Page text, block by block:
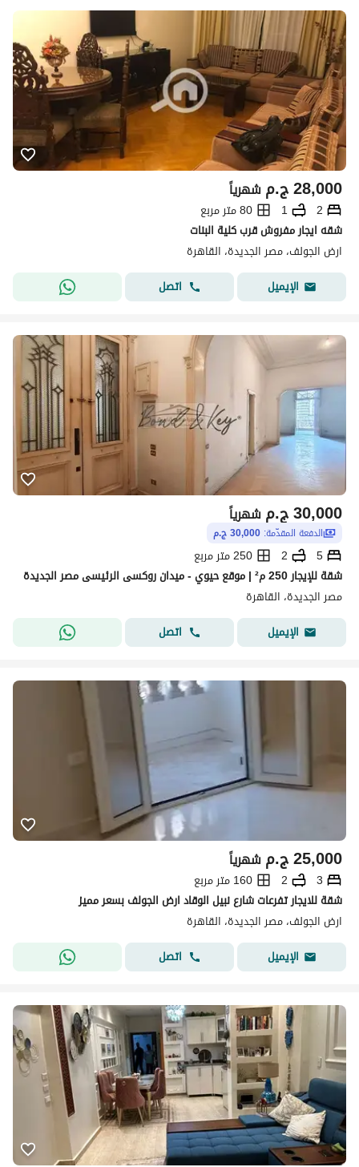
ج.م28,000 شهرياً
2
1
80 متر مربع
شقه ايجار مفروش قرب كلية البنات
ارض الجولف، مصر الجديدة، القاهرة
الإيميل
اتصل
ج.م30,000 شهرياً
الدفعة المقدّمة: 30,000 ج.م
5
2
250 متر مربع
شقة للإيجار 250 م² | موقع حيوي - ميدان روكسى الرئيسى مصر الجديدة
مصر الجديدة، القاهرة
الإيميل
اتصل
ج.م25,000 شهرياً
3
2
160 متر مربع
شقة للايجار تفرعات شارع نبيل الوقاد ارض الجولف بسعر مميز
ارض الجولف، مصر الجديدة، القاهرة
الإيميل
اتصل